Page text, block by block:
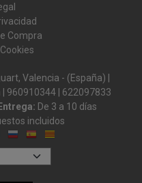
Compra
Valencia - (España) |
960910344
622097833
De 3 a 10 días
incluidos